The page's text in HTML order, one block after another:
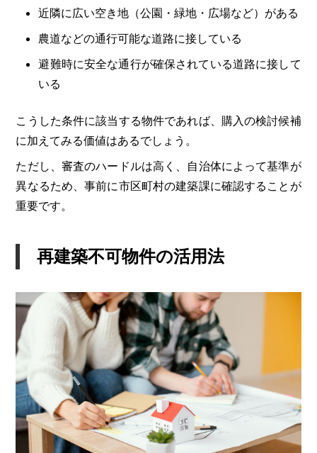
近隣に広い空き地（公園・緑地・広場など）がある
農道などの通行可能な道路に接している
避難時に安全な通行が確保されている道路に接して
いる
こうした条件に該当する物件であれば、購入の検討候補
に加えてみる価値はあるでしょう。
ただし、審査のハードルは高く、自治体によって基準が
異なるため、事前に市区町村の建築課に確認することが
重要です。
再建築不可物件の活用法